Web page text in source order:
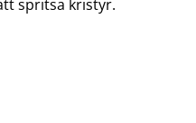
spritsa kristyr.